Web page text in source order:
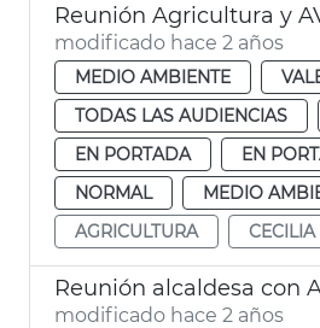
Reunión Agricultura y
modificado hace 2 años
MEDIO AMBIENTE
TODAS LAS AUDIENCIAS
EN PORTADA
EN
NORMAL
MEDIO
AGRICULTURA
modificado hace 2 años